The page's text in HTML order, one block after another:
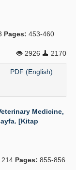
Pages: 453-460
2926
2170
PDF (English)
Medicine,
[Kitap
214 Pages: 855-856